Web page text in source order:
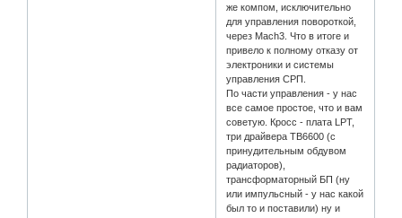
же компом, исключительно
для управления повороткой,
через Mach3. Что в итоге и
привело к полному отказу от
электроники и системы
управления СРП.
По части управления - у нас
все самое простое, что и вам
советую. Кросс - плата LPT,
три драйвера TB6600 (с
принудительным обдувом
радиаторов),
трансформаторный БП (ну
или импульсный - у нас какой
был то и поставили) ну и